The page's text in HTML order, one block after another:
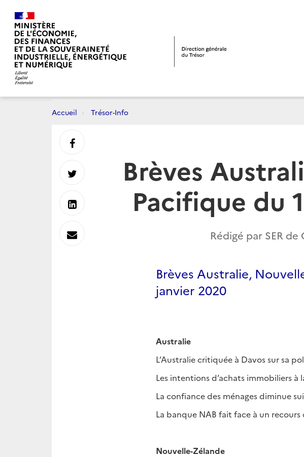
Accueil Trésor-Info
Brèves
Pacifique du
Rédigé par SER de
Brèves Australie,
janvier 2020
Australie
L’Australie critiquée à Davos sur sa
Les intentions d’achats immobiliers à
La confiance des ménages diminue
La banque NAB fait face à un
Nouvelle-Zélande
Partager
sur
Partager
sur
Partager
sur
Envoyer